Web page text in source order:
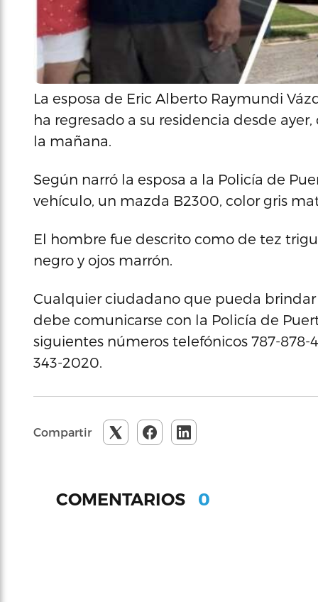
La esposa de Eric Alberto Raymundi
ha regresado a su residencia desde
la mañana.
Según narró la esposa a la Policía de
vehículo, un mazda B2300, color gris
El hombre fue descrito como de tez
negro y ojos marrón.
Cualquier ciudadano que pueda
debe comunicarse con la Policía de
siguientes números telefónicos 787-878-
343-2020.
Compartir
COMENTARIOS 0